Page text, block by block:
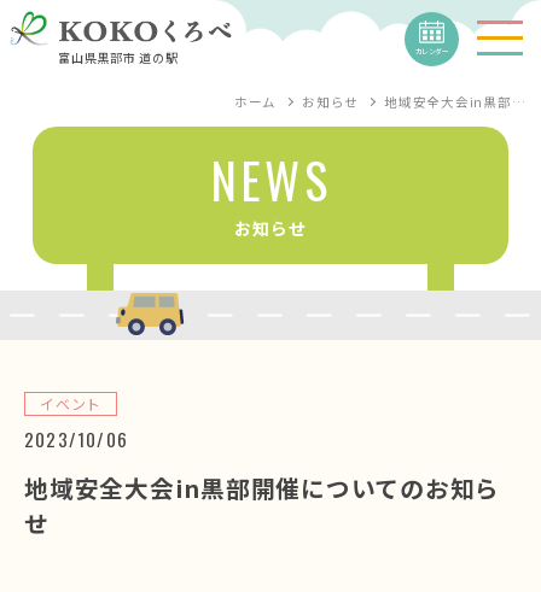
富山県黒部市 道の駅 カレンダー
NEWS
お知らせ
ホーム お知らせ 地域安全大会in黒部…
イベント
2023/10/06
地域安全大会in黒部開催についてのお知ら
せ